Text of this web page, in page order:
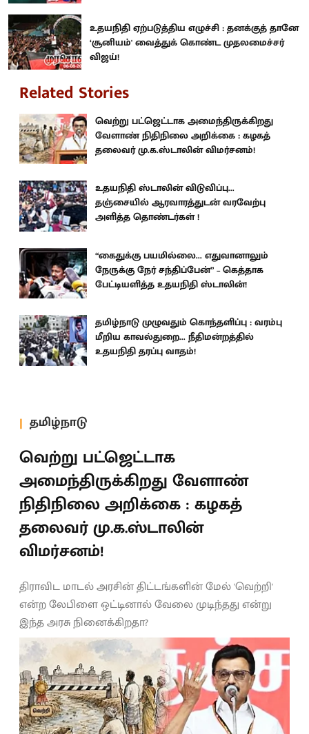
உதயநிதி ஏற்படுத்திய எழுச்சி : தனக்குத் தானே
‘சூனியம்' வைத்துக் கொண்ட முதலமைச்சர்
விஜய்!
Related Stories
வெற்று பட்ஜெட்டாக அமைந்திருக்கிறது
வேளாண் நிதிநிலை அறிக்கை : கழகத்
தலைவர் மு.க.ஸ்டாலின் விமர்சனம்!
உதயநிதி ஸ்டாலின் விடுவிப்பு...
தஞ்சையில் ஆரவாரத்துடன் வரவேற்பு
அளித்த தொண்டர்கள் !
“கைதுக்கு பயமில்லை... எதுவானாலும்
நேருக்கு நேர் சந்திப்பேன்” – கெத்தாக
பேட்டியளித்த உதயநிதி ஸ்டாலின்!
தமிழ்நாடு முழுவதும் கொந்தளிப்பு : வரம்பு
மீறிய காவல்துறை... நீதிமன்றத்தில்
உதயநிதி தரப்பு வாதம்!
தமிழ்நாடு
வெற்று பட்ஜெட்டாக
அமைந்திருக்கிறது வேளாண்
நிதிநிலை அறிக்கை : கழகத்
தலைவர் மு.க.ஸ்டாலின்
விமர்சனம்!
திராவிட மாடல் அரசின் திட்டங்களின் மேல் 'வெற்றி'
என்ற லேபிளை ஒட்டினால் வேலை முடிந்தது என்று
இந்த அரசு நினைக்கிறதா?